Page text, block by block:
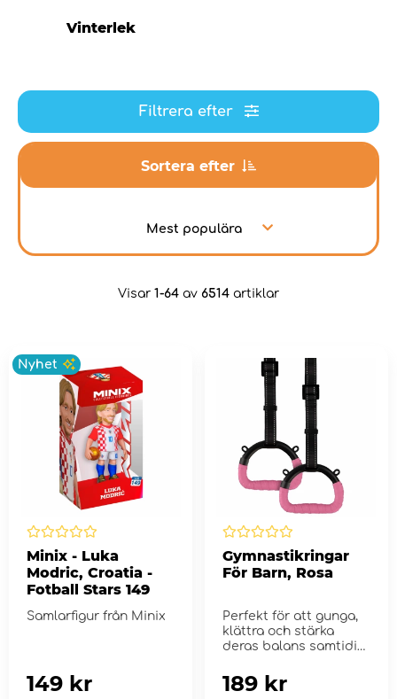
Vinterlek
Filtrera efter
Sortera efter
Mest populära
Visar 1-64 av 6514 artiklar
Nyhet
Minix - Luka
Modric, Croatia -
Fotball Stars 149
Samlarfigur från Minix
149 kr
Gymnastikringar
För Barn, Rosa
Perfekt för att gunga,
klättra och stärka
deras balans samtidigt
189 kr